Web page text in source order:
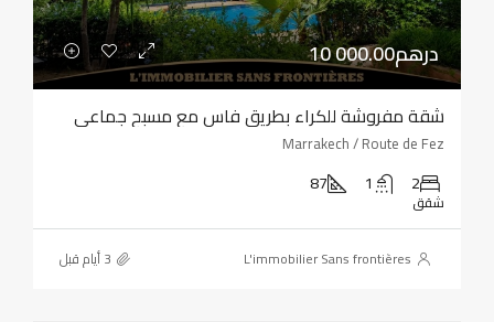
10 000.00درهم
شقة مفروشة للكراء بطريق فاس مع مسبح جماعي
Marrakech / Route de Fez
2
1
87
شقق
L'immobilier Sans frontières